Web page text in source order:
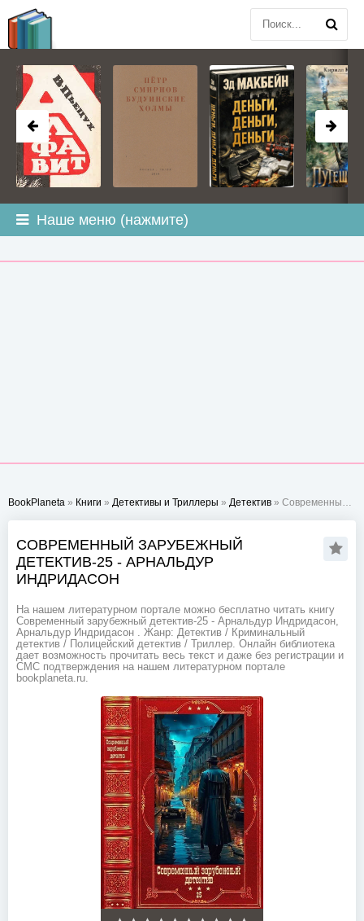
Наше меню (нажмите)
BookPlaneta » Книги » Детективы и Триллеры » Детектив » Современный зарубежный детектив-25 - Арнальдур Индридасон
СОВРЕМЕННЫЙ ЗАРУБЕЖНЫЙ
ДЕТЕКТИВ-25 - АРНАЛЬДУР
ИНДРИДАСОН
На нашем литературном портале можно бесплатно читать книгу
Современный зарубежный детектив-25 - Арнальдур Индридасон,
Арнальдур Индридасон . Жанр: Детектив / Криминальный
детектив / Полицейский детектив / Триллер. Онлайн библиотека
дает возможность прочитать весь текст и даже без регистрации и
СМС подтверждения на нашем литературном портале
bookplaneta.ru.
BOOKPLANETA.COM